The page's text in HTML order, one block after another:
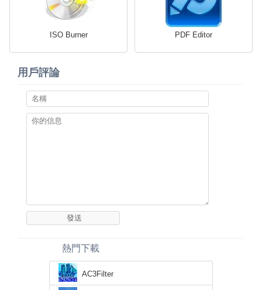
ISO Burner PDF Editor
用戶評論
熱門下載
AC3Filter